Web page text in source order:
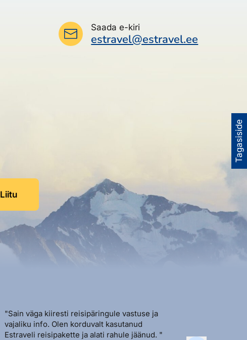
Tagasiside
Saada e-kiri
estravel@estravel.ee
Liitu
"Sain väga kiiresti reisipäringule vastuse ja
vajaliku info. Olen korduvalt kasutanud
Estraveli reisipakette ja alati rahule jäänud. "
soovi korral. "